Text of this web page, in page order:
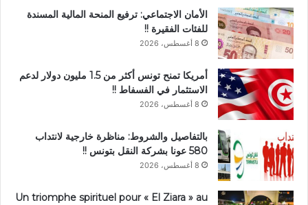
الأمان الاجتماعي: ترفيع المنحة المالية المسندة
للفئات الفقيرة !!
8 أغسطس، 2026
أمريكا تمنح تونس أكثر من 1.5 مليون دولار لدعم
الاستثمار في الفسفاط !!
8 أغسطس، 2026
بالتفاصيل والشروط: مناظرة خارجية لانتداب
580 عونا بشركة النقل بتونس !!
8 أغسطس، 2026
Un triomphe spirituel pour « El Ziara » au